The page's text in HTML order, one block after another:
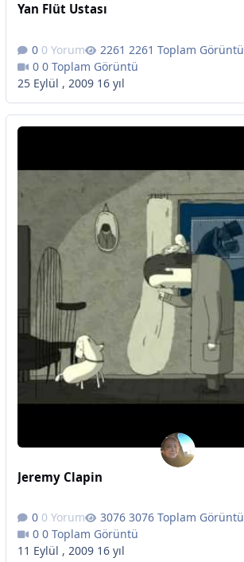
Yan Flüt Ustası
0 Yorum
2261 Toplam Görüntü
0 Toplam Görüntü
25 Eylül , 2009 16 yıl
Jeremy Clapin
0 Yorum
3076 Toplam Görüntü
0 Toplam Görüntü
11 Eylül , 2009 16 yıl